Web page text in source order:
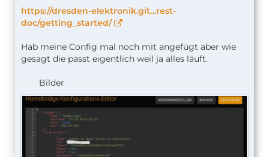
https://dresden-elektronik.git…rest-
doc/getting_started/
Hab meine Config mal noch mit angefügt aber wie
gesagt die passt eigentlich weil ja alles läuft.
Bilder